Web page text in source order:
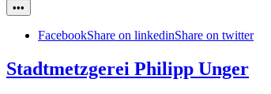
•••
FacebookShare on linkedinShare on twitter
Stadtmetzgerei Philipp Unger